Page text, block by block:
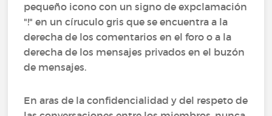
pequeño icono con un signo de expclamación
"!" en un círuculo gris que se encuentra a la
derecha de los comentarios en el foro o a la
derecha de los mensajes privados en el buzón
de mensajes.
En aras de la confidencialidad y del respeto de